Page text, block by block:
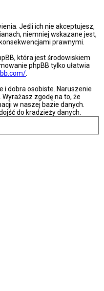
Jeśli ich nie akceptujesz,
niemniej wskazane jest,
prawnymi.
która jest środowiskiem
phpBB tylko ułatwia
dobra osobiste. Naruszenie
zgodę na to, że
w naszej bazie danych.
do kradzieży danych.